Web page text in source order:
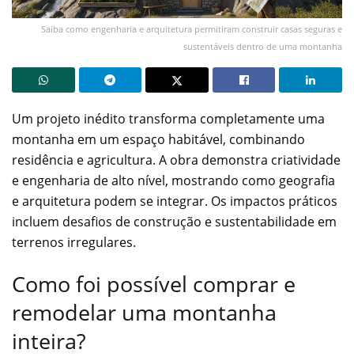
Saiba como engenharia e arquitetura permitiram construir casas seguras e
sustentáveis dentro de uma montanha
Um projeto inédito transforma completamente uma
montanha em um espaço habitável, combinando
residência e agricultura. A obra demonstra criatividade
e engenharia de alto nível, mostrando como geografia
e arquitetura podem se integrar. Os impactos práticos
incluem desafios de construção e sustentabilidade em
terrenos irregulares.
Como foi possível comprar e
remodelar uma montanha
inteira?